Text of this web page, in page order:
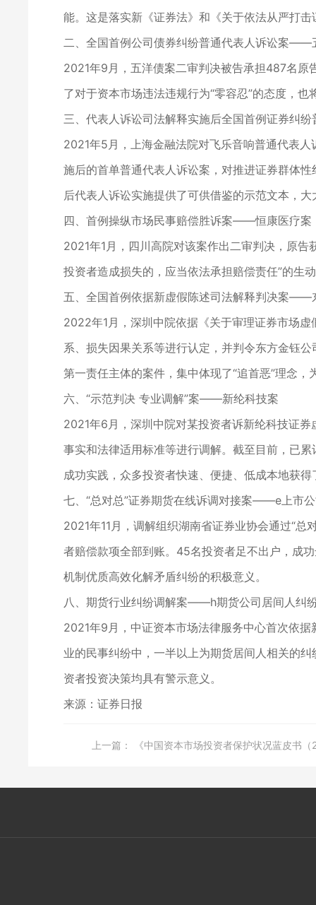
能。这是落实新《证券法》和《关于依法从严打
二、全国首例公司债券纠纷普通代表人诉讼案——
2021年9月，五洋债案二审判决被告承担487名原
了对于资本市场违法违规行为“零容忍”的态度，
三、代表人诉讼司法解释实施后全国首例证券纠
2021年5月，上海金融法院对飞乐音响普通代表
施后的首单普通代表人诉讼案，对推进证券群体
后代表人诉讼实施提供了可供借鉴的示范文本，
四、首例操纵市场民事赔偿胜诉案——恒康医疗案
2021年1月，四川高院对该案作出二审判决，原
投资者造成损失的，应当依法承担赔偿责任”的生
五、全国首例依据新虚假陈述司法解释判决案——
2022年1月，深圳中院依据《关于审理证券市场
系、损失因果关系等进行认定，并判令东方金钰
第一责任主体的案件，集中体现了“追首恶”理念
六、“示范判决 专业调解”案——新纶科技案
2021年6月，深圳中院对某投资者诉新纶科技证
事实和法律适用标准等进行调解。截至目前，已
成功实践，众多投资者快速、便捷、低成本地获
七、“总对总”证券期货在线诉调对接案——e上市
2021年11月，调解组织湖南省证券业协会通过“
者赔偿款项全部到账。45名投资者足不出户，成
机制优质高效化解矛盾纠纷的积极意义。
八、期货行业纠纷调解案——h期货公司居间人纠
2021年9月，中证资本市场法律服务中心首次依
业的民事纠纷中，一半以上为期货居间人相关的
资者投资决策均具有警示意义。
来源：证券日报
上一篇： 《中国资本市场投资者保护状况蓝皮书